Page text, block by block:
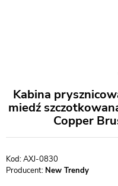
Kabina
miedź
Copper
AXJ-0830
Producent: New Trendy